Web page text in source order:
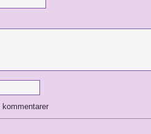
kommentarer